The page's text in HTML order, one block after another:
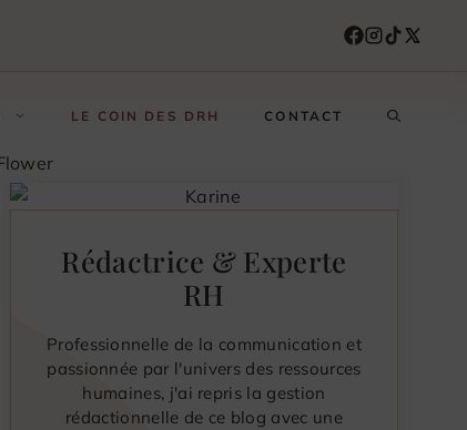
LE COIN DES DRH CONTACT
Rédactrice & Experte
RH
Professionnelle de la communication et
passionnée par l'univers des ressources
humaines, j'ai repris la gestion
rédactionnelle de ce blog avec une